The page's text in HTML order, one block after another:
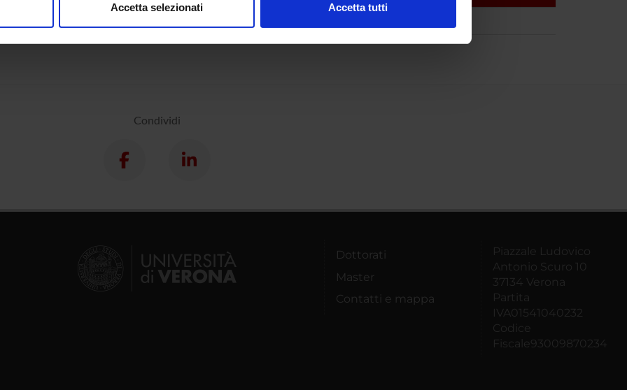
Accetta selezionati Accetta tutti
Condividi
Dottorati
Master
Contatti e mappa
Piazzale Ludovico
Antonio Scuro 10
37134 Verona
Partita
IVA01541040232
Codice
Fiscale93009870234